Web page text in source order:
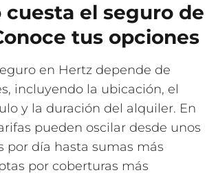
cuesta el seguro de
tus opciones
en Hertz depende de
incluyendo la ubicación, el
y la duración del alquiler. En
pueden oscilar desde unos
por día hasta sumas más
por coberturas más